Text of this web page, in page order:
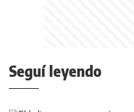
Seguí leyendo